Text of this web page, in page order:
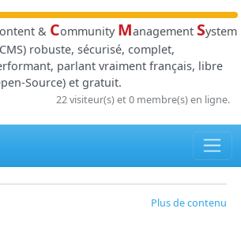
ontent & Community Management System
robuste, sécurisé, complet,
parlant vraiment français, libre
Source) et gratuit.
22 visiteur(s) et 0 membre(s) en ligne.
Plus de contenu